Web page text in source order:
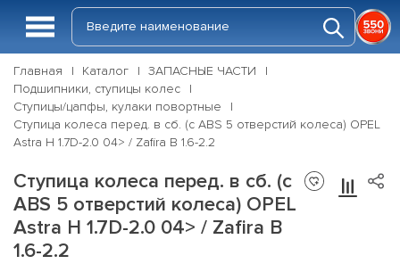
Главная Каталог
ЗАПАСНЫЕ ЧАСТИ
Подшипники, ступицы колес
Ступицы/цапфы, кулаки повортные
Ступица колеса перед. в сб. (с ABS 5 отверстий колеса) OPEL
Astra H 1.7D-2.0 04> / Zafira B 1.6-2.2
Ступица колеса перед. в сб. (с
ABS 5 отверстий колеса) OPEL
Astra H 1.7D-2.0 04> / Zafira B
1.6-2.2